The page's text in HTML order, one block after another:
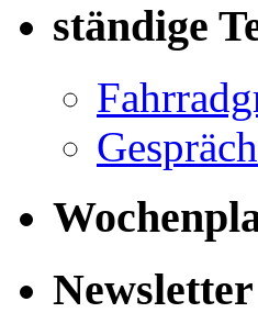
ständige
Newsletter